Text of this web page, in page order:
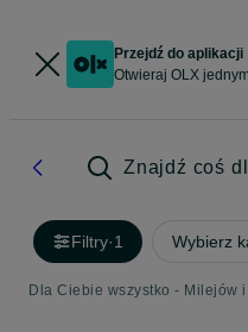
Przejdź do aplikacji
Otwieraj OLX
Znajdź coś
Filtry·1 Wybierz
Dla Ciebie wszystko - Milejów